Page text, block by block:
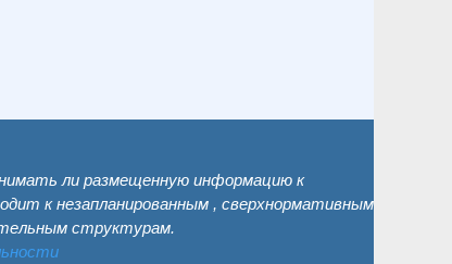
ли размещенную информацию к
к незапланированным , сверхнормативным
структурам.